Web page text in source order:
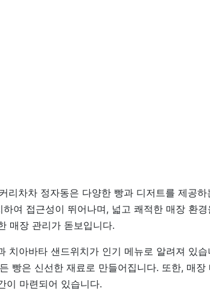
리차차 정자동은 다양한 빵과 디저트를 제공
하여 접근성이 뛰어나며, 넓고 쾌적한 매장 환
매장 관리가 돋보입니다.
치아바타 샌드위치가 인기 메뉴로 알려져 있
빵은 신선한 재료로 만들어집니다. 또한, 매
이 마련되어 있습니다.